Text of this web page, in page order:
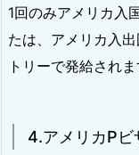
1回のみアメリカ入
たは、アメリカ入
トリーで発給されま
4.アメリカPビ